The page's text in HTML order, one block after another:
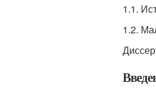
1.1.
1.2.